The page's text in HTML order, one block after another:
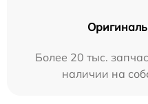
Более 20 тыс.
наличии на